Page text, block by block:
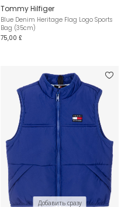
Tommy Hilfiger
Blue Denim Heritage Flag Logo Sports
Bag (35cm)
75,00 £
Добавить сразу